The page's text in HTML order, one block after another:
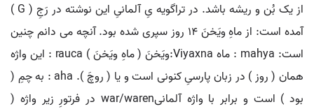
از یک بُن و ریشه باشد. در تراگویه یِ آلمانیِ این نوشته در رَجِ ( G )
آمده است: از ماهِ ویَخنَ 14 روز سپری شده بود. آنچه می دانم چنین
است: mahya : ماه Viyaxna:ویَخنَ ( ماهِ ویَخنَ ) rauca : این واژه
همان ( روز ) در زبان پارسیِ کنونی است و یا ( روچَ ). aha : به چمِ (
بود ) است و برابر با واژه آلمانیwar/waren در فرتورِ زیر واژه (